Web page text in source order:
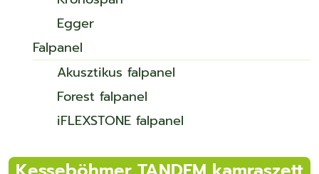
Egger
Falpanel
Akusztikus falpanel
Forest falpanel
iFLEXSTONE falpanel